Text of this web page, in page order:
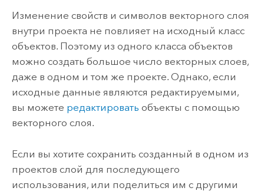
Изменение свойств и символов векторного слоя
внутри проекта не повлияет на исходный класс
объектов. Поэтому из одного класса объектов
можно создать большое число векторных слоев,
даже в одном и том же проекте. Однако, если
исходные данные являются редактируемыми,
вы можете редактировать объекты с помощью
векторного слоя.
Если вы хотите сохранить созданный в одном из
проектов слой для последующего
использования, или поделиться им с другими